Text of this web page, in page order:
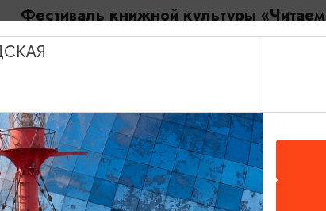
Фестиваль книжной культуры «Читаем
вместе»
библиотека им. В. Маяковского
БЕСПЛАТНО